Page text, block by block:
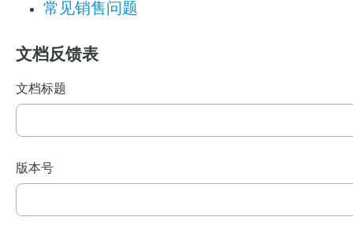
常见销售问题
文档反馈表
文档标题
版本号